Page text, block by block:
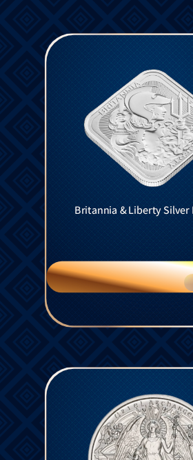
Britannia & Liberty Silver